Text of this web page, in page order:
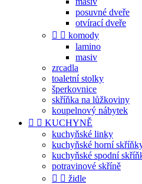
posuvné dveře
otvírací dveře
  komody
lamino
masiv
zrcadla
toaletní stolky
šperkovnice
skříňka na lůžkoviny
koupelnový nábytek
  KUCHYNĚ
kuchyňské linky
kuchyňské horní
kuchyňské spodní
potravinové skříně
  židle